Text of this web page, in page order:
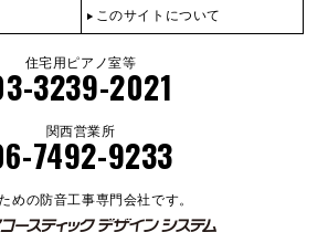
このサイトについて
住宅用ピアノ室等
3239-2021
関西営業所
7492-9233
めの防音工事専門会社です。